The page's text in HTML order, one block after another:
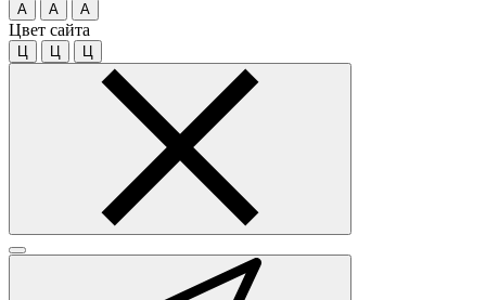
A A A
Цвет сайта
Ц Ц Ц